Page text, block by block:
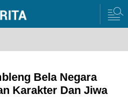
Bela Negara
Karakter Dan Jiwa